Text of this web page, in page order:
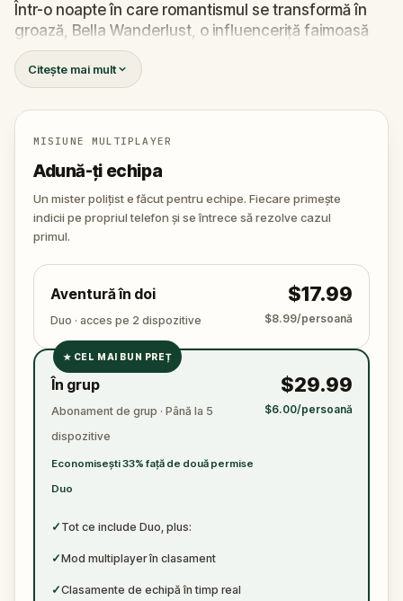
Într-o noapte în care romantismul se transformă în
groază, Bella Wanderlust, o influenceriță faimoasă
pentru aventurile ei prin lume, este găsită moartă în
mijlocul unui tur de fantome. Ghidul? Nimeni altul
decât Percy Shadows, un personaj la fel de teatral
pe cât e de enigmatic.
Cine e criminalul? Walter, iubitul gelos și imprevizibil?
poate o altă prezență, bine ascunsă în umbrele
orașului?
🔍 E timpul să intri în joc. Adună indicii, urmărește
fiecare gest, pune întrebările potrivite și leagă firele
vedere. Nu uita să ai la tine un pix și o foaie –
adevărul e în detalii.
Citește mai mult
MISIUNE MULTIPLAYER
Adună-ți echipa
Un mister polițist e făcut pentru echipe. Fiecare primește
indicii pe propriul telefon și se întrece să rezolve cazul
primul.
Aventură în doi
Duo · acces pe 2 dispozitive
$17.99
$8.99/persoană
✓
✓
★ CEL MAI BUN PREȚ
În grup
Abonament de grup · Până la 5
dispozitive
Economisești 33% față de două permise
Duo
$29.99
$6.00/persoană
✓ Tot ce include Duo, plus:
✓Mod multiplayer în clasament
✓Clasamente de echipă în timp real